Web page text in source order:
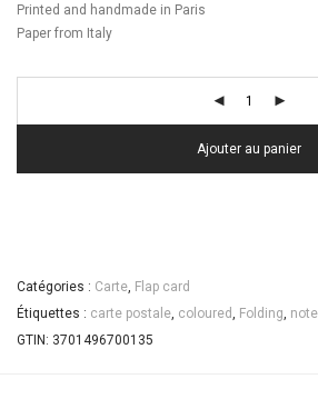
Printed and handmade in Paris
Paper from Italy
Ajouter au panier
Catégories : Carte Flap card
Étiquettes : carte postale coloured Folding
GTIN: 3701496700135